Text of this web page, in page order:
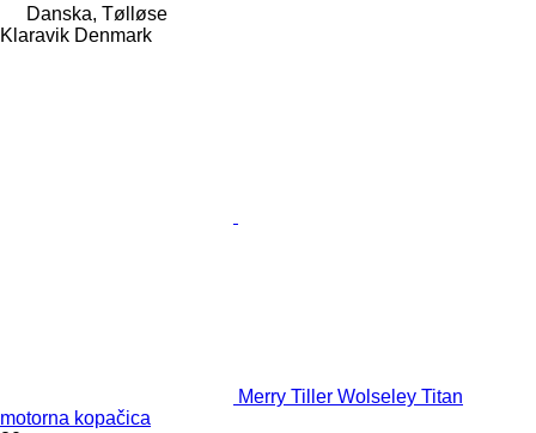
Danska, Tølløse
Klaravik Denmark
Merry Tiller Wolseley Titan
motorna kopačica